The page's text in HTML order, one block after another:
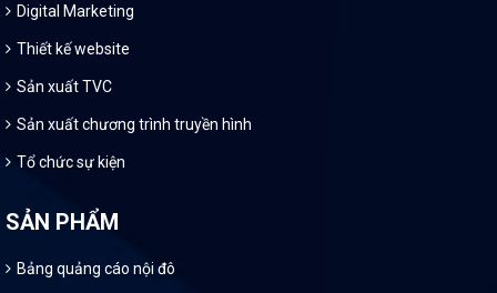
Digital Marketing
Thiết kế website
Sản xuất TVC
Sản xuất chương trình truyền hình
Tổ chức sự kiện
SẢN PHẨM
Bảng quảng cáo nội đô